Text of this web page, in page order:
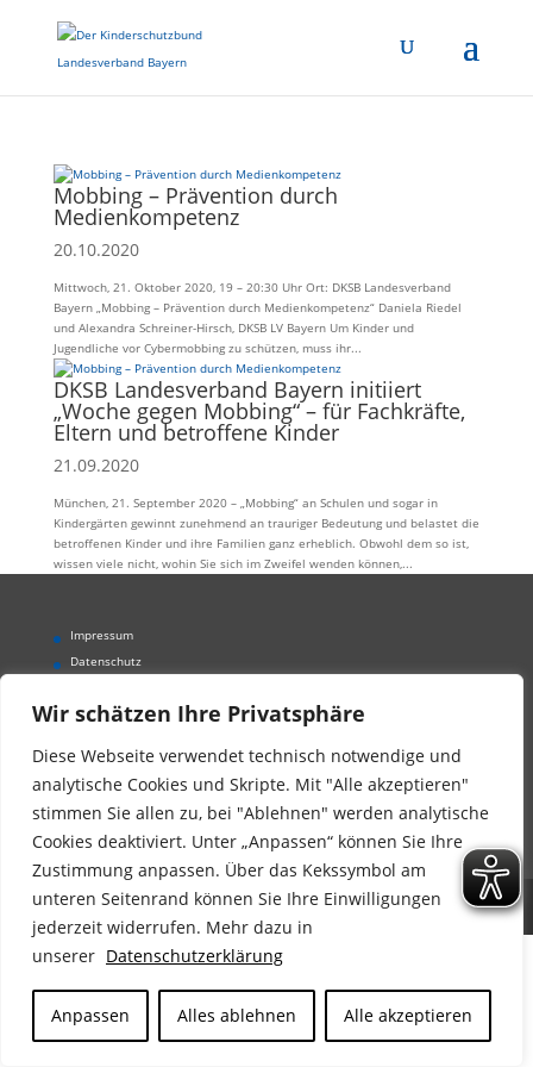
Wir schätzen Ihre Privatsphäre
Diese Webseite verwendet technisch notwendige und
analytische Cookies und Skripte. Mit "Alle akzeptieren"
stimmen Sie allen zu, bei "Ablehnen" werden analytische
Cookies deaktiviert. Unter „Anpassen“ können Sie Ihre
Zustimmung anpassen. Über das Kekssymbol am
unteren Seitenrand können Sie Ihre Einwilligungen
jederzeit widerrufen. Mehr dazu in
unserer Datenschutzerklärung
Anpassen Alles ablehnen Alle akzeptieren
Mobbing – Prävention durch
Medienkompetenz
20.10.2020
Mittwoch, 21. Oktober 2020, 19 – 20:30 Uhr Ort: DKSB Landesverband
Bayern „Mobbing – Prävention durch Medienkompetenz“ Daniela Riedel
und Alexandra Schreiner-Hirsch, DKSB LV Bayern Um Kinder und
Jugendliche vor Cybermobbing zu schützen, muss ihr...
DKSB Landesverband Bayern initiiert
„Woche gegen Mobbing“ – für Fachkräfte,
Eltern und betroffene Kinder
21.09.2020
München, 21. September 2020 – „Mobbing“ an Schulen und sogar in
Kindergärten gewinnt zunehmend an trauriger Bedeutung und belastet die
betroffenen Kinder und ihre Familien ganz erheblich. Obwohl dem so ist,
wissen viele nicht, wohin Sie sich im Zweifel wenden können,...
Impressum
Datenschutz
Wir sind auf Facebook
Der Kinderschutzbund Landesverband Bayern e.V.